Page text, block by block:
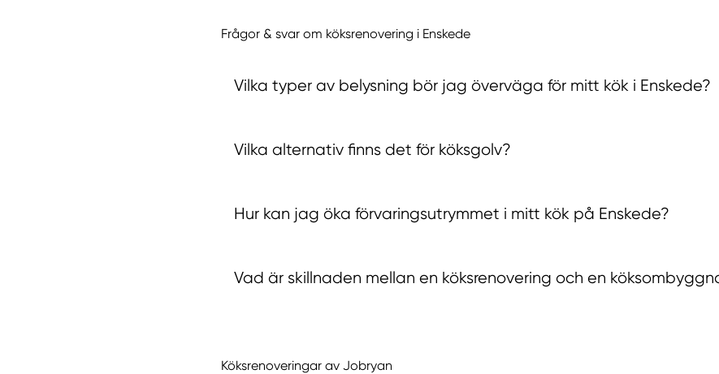
Frågor & svar om köksrenovering i Enskede
Vilka typer av belysning bör jag överväga för mitt kök i Enskede?
Vilka alternativ finns det för köksgolv?
Hur kan jag öka förvaringsutrymmet i mitt kök på Enskede?
Vad är skillnaden mellan en köksrenovering och en
Köksrenoveringar av Jobryan